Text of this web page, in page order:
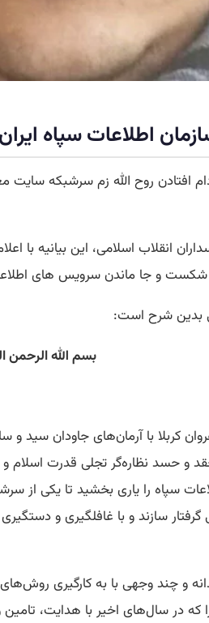
اطلاعات سپاه
دام افتادن روح الله زم سرشبکه
انقلاب اسلامی، این بیانیه
شکست و جا ماندن سرویس های
بدین شرح است:
بسم الله الرحمن
کربلا با آرمان‌های جاودان
و حسد نظاره‌گر تجلی قدرت
سپاه را یاری بخشید تا
گرفتار سازند و با غافلگیری و
و چند وجهی با به کارگیری
که در سال‌های اخیر با هدایت،